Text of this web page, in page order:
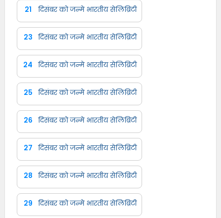
21 दिसंबर को जन्मे भारतीय सेलिब्रिटी
23 दिसंबर को जन्मे भारतीय सेलिब्रिटी
24 दिसंबर को जन्मे भारतीय सेलिब्रिटी
25 दिसंबर को जन्मे भारतीय सेलिब्रिटी
26 दिसंबर को जन्मे भारतीय सेलिब्रिटी
27 दिसंबर को जन्मे भारतीय सेलिब्रिटी
28 दिसंबर को जन्मे भारतीय सेलिब्रिटी
29 दिसंबर को जन्मे भारतीय सेलिब्रिटी